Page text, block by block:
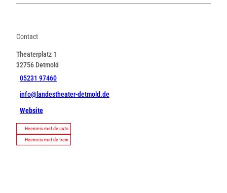
Contact
Theaterplatz 1
32756 Detmold
05231 97460
info@landestheater-detmold.de
Website
Heenreis met de auto
Heenreis met de trein